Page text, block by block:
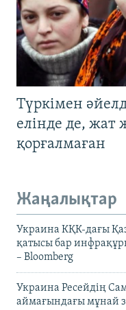
Түркімен
елінде де, жат
қорғалмаған
Жаңалықтар
Украина КҚК-дағы
қатысы бар
– Bloomberg
Украина Ресейдің
аймағындағы мұнай